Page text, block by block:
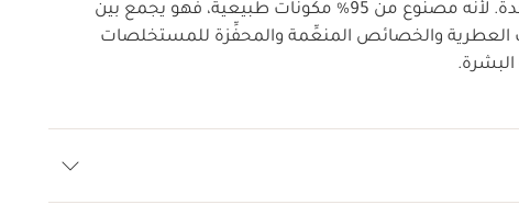
حواسك في خطوة واحدة. لأنه مصنوع من 95% مكونات طبيعية، فهو يجمع بين
العطرية والخصائص المنعِّمة والمحفِّزة للمستخلصات
البشرة.